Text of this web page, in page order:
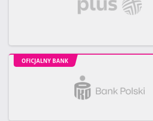
OFICJALNY BANK